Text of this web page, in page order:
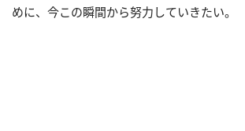
めに、今この瞬間から努力していきたい。